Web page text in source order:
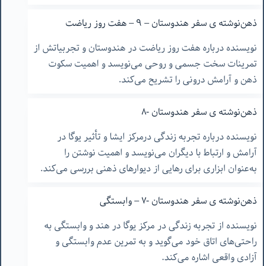
ذهن‌نوشته ‌ی سفر هندوستان – ٩ – هفت روز ریاضت
نویسنده درباره هفت روز ریاضت در هندوستان و تجربیاتش از
تمرینات سخت جسمی و روحی می‌نویسد و اهمیت سکوت
ذهن و آرامش درونی را تشریح می‌کند.
ذهن‌نوشته ‌ی سفر هندوستان -٨
نویسنده درباره تجربه زندگی درمرکز ایشا و تأثیر یوگا در
آرامش و ارتباط با دیگران می‌نویسد و اهمیت نوشتن را
به‌عنوان ابزاری برای رهایی از دیوارهای ذهنی بررسی می‌کند.
ذهن‌نوشته ‌ی سفر هندوستان -٧ – وابستگی
نویسنده از تجربه زندگی در مرکز یوگا در هند و وابستگی به
راحتی‌های اتاق خود می‌گوید و به تمرین عدم وابستگی و
آزادی واقعی اشاره می‌کند.